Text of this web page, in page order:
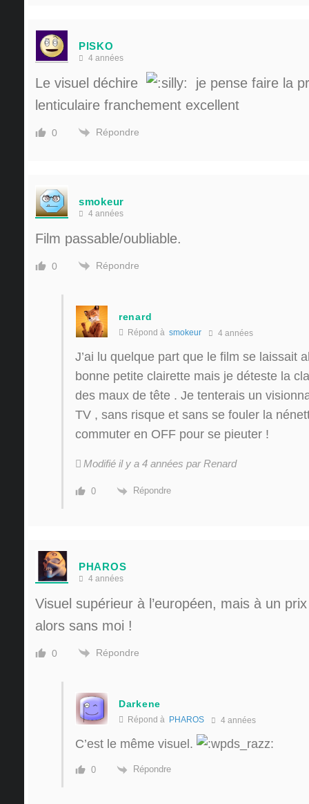
PISKO
4 années
Le visuel déchire
je pense faire la
lenticulaire franchement excellent
0 Répondre
smokeur
4 années
Film passable/oubliable.
0 Répondre
renard
Répond à smokeur 4 années
J’ai lu quelque part que le film se laissait
bonne petite clairette mais je déteste la
des maux de tête . Je tenterais un
TV , sans risque et sans se fouler la
commuter en OFF pour se pieuter !
Modifié il y a 4 années par Renard
0 Répondre
PHAROS
4 années
Visuel supérieur à l’européen, mais à un
alors sans moi !
0 Répondre
Darkene
Répond à PHAROS 4 années
C’est le même visuel.
0 Répondre